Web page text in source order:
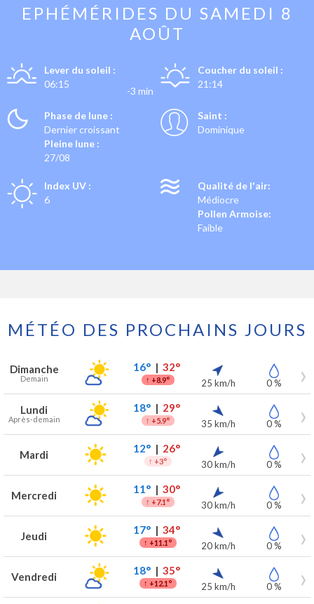
EPHÉMÉRIDES DU SAMEDI 8
AOÛT
Lever du soleil :
06:15
-3 min
Coucher du soleil :
21:14
Phase de lune :
Dernier croissant
Pleine lune :
27/08
Saint :
Dominique
Index UV :
6
Qualité de l'air:
Médiocre
Pollen Armoise:
Faible
MÉTÉO DES PROCHAINS JOURS
Prévisions météo à Latinne pour les 7 prochains jours
Jour Météo Températures Vent Précipitations
Dimanche
Demain
16°| 32°
↑ +8.9° 25 km/h 0 %
Lundi
Après-demain
18°| 29°
↑ +5.9° 35 km/h 0 %
Mardi 12°| 26°
↑ +3° 30 km/h 0 %
Mercredi 11°| 30°
↑ +7.1° 30 km/h 0 %
Jeudi 17°| 34°
↑ +11.1° 20 km/h 0 %
Vendredi 18°| 35°
↑ +12.1° 25 km/h 0 %